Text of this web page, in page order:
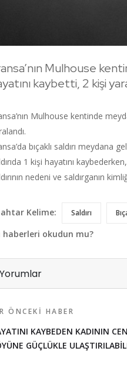
Mulhouse
kaybetti, 2 kişi
Mulhouse kentinde
bıçaklı saldırı
1 kişi hayatını
nedeni ve saldırganın
Kelime: Saldırı
haberleri okudun mu?
Yorumlar
ÖNCEKI HABER
KAYBEDEN KADININ
GÜÇLÜKLE